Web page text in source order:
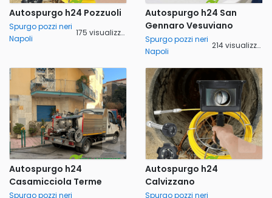
Autospurgo h24 Pozzuoli
Spurgo pozzi neri
Napoli
175 visualizzazioni
Autospurgo h24 San
Gennaro Vesuviano
Spurgo pozzi neri
Napoli
214 visualizzazioni
Autospurgo h24
Casamicciola Terme
Spurgo pozzi neri
Autospurgo h24
Calvizzano
Spurgo pozzi neri